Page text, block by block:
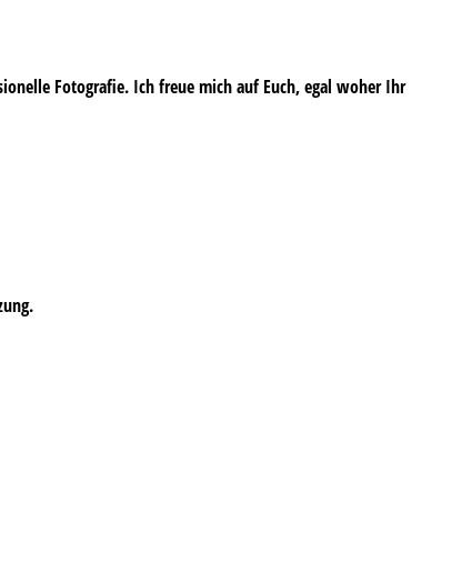
Fotografie. Ich freue mich auf Euch, egal woher Ihr